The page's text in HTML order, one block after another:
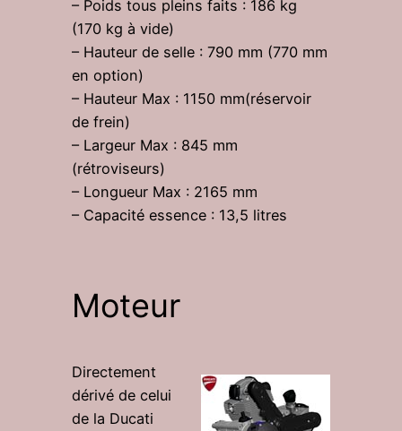
– Poids tous pleins faits : 186 kg
(170 kg à vide)
– Hauteur de selle : 790 mm (770 mm
en option)
– Hauteur Max : 1150 mm(réservoir
de frein)
– Largeur Max : 845 mm
(rétroviseurs)
– Longueur Max : 2165 mm
– Capacité essence : 13,5 litres
Moteur
Directement
dérivé de celui
de la Ducati